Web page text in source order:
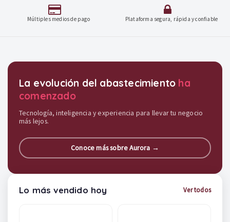
Múltiples medios de pago Plataforma segura, rápida y confiable
Destacados y soluciones
La evolución del abastecimiento ha
comenzado
Tecnología, inteligencia y experiencia para llevar tu negocio
más lejos.
Conoce más sobre Aurora →
Lo más vendido hoy Ver todos